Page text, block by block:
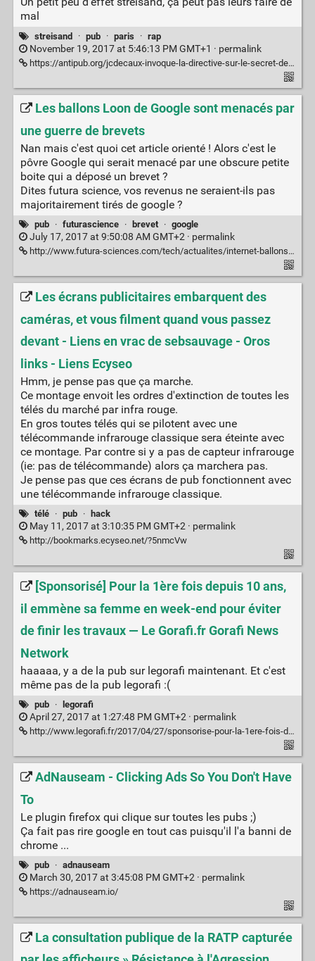
mal
streisand · pub · paris · rap
November 19, 2017 at 5:46:13 PM GMT+1 · permalink
https://antipub.org/jcdecaux-invoque-la-directive-sur-le-secret-des-affaires-pour-tenter-de-censurer-r-a-p/
Les ballons Loon de Google sont menacés par
une guerre de brevets
Nan mais c'est quoi cet article orienté ! Alors c'est le
pôvre Google qui serait menacé par une obscure petite
boite qui a déposé un brevet ?
Dites futura science, vos revenus ne seraient-ils pas
majoritairement tirés de google ?
pub · futurascience · brevet · google
July 17, 2017 at 9:50:08 AM GMT+2 · permalink
http://www.futura-sciences.com/tech/actualites/internet-ballons-loon-google-sont-menaces-guerre-brevets-58022/
Les écrans publicitaires embarquent des
caméras, et vous filment quand vous passez
devant - Liens en vrac de sebsauvage - Oros
links - Liens Ecyseo
Hmm, je pense pas que ça marche.
Ce montage envoit les ordres d'extinction de toutes les
télés du marché par infra rouge.
En gros toutes télés qui se pilotent avec une
télécommande infrarouge classique sera éteinte avec
ce montage. Par contre si y a pas de capteur infrarouge
(ie: pas de télécommande) alors ça marchera pas.
Je pense pas que ces écrans de pub fonctionnent avec
une télécommande infrarouge classique.
télé · pub · hack
May 11, 2017 at 3:10:35 PM GMT+2 · permalink
http://bookmarks.ecyseo.net/?5nmcVw
[Sponsorisé] Pour la 1ère fois depuis 10 ans,
il emmène sa femme en week-end pour éviter
de finir les travaux — Le Gorafi.fr Gorafi News
Network
haaaaa, y a de la pub sur legorafi maintenant. Et c'est
même pas de la pub legorafi :(
pub · legorafi
April 27, 2017 at 1:27:48 PM GMT+2 · permalink
http://www.legorafi.fr/2017/04/27/sponsorise-pour-la-1ere-fois-depuis-10-ans-il-emmene-sa-femme-en-week-end-pour-eviter-de-finir-les-travaux/
AdNauseam - Clicking Ads So You Don't Have
To
Le plugin firefox qui clique sur toutes les pubs ;)
Ça fait pas rire google en tout cas puisqu'il l'a banni de
chrome ...
pub · adnauseam
March 30, 2017 at 3:45:08 PM GMT+2 · permalink
https://adnauseam.io/
La consultation publique de la RATP capturée